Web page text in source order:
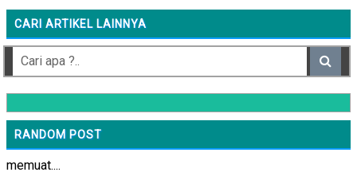
CARI ARTIKEL LAINNYA
RANDOM POST
memuat....